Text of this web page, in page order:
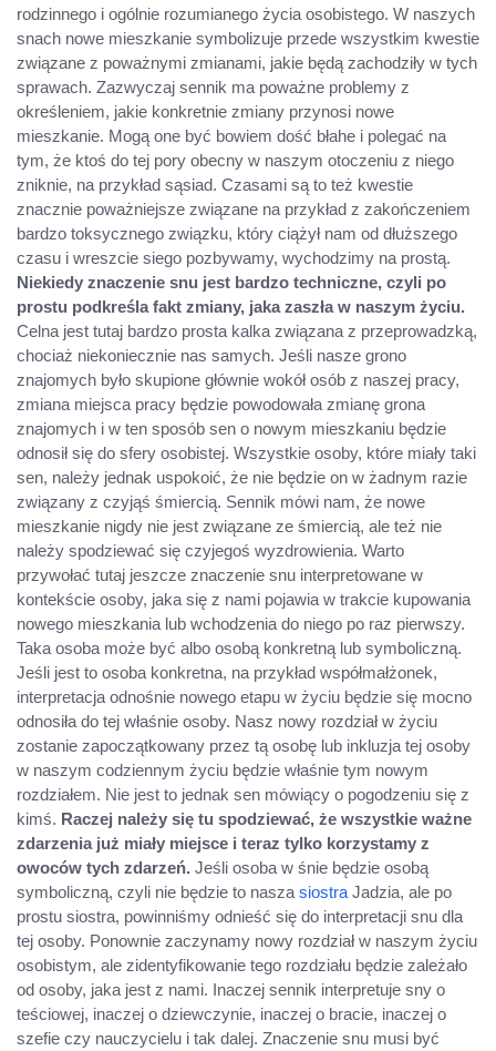
rodzinnego i ogólnie rozumianego życia osobistego. W naszych
snach nowe mieszkanie symbolizuje przede wszystkim kwestie
związane z poważnymi zmianami, jakie będą zachodziły w tych
sprawach. Zazwyczaj sennik ma poważne problemy z
określeniem, jakie konkretnie zmiany przynosi nowe
mieszkanie. Mogą one być bowiem dość błahe i polegać na
tym, że ktoś do tej pory obecny w naszym otoczeniu z niego
zniknie, na przykład sąsiad. Czasami są to też kwestie
znacznie poważniejsze związane na przykład z zakończeniem
bardzo toksycznego związku, który ciążył nam od dłuższego
czasu i wreszcie siego pozbywamy, wychodzimy na prostą.
Niekiedy znaczenie snu jest bardzo techniczne, czyli po
prostu podkreśla fakt zmiany, jaka zaszła w naszym życiu.
Celna jest tutaj bardzo prosta kalka związana z przeprowadzką,
chociaż niekoniecznie nas samych. Jeśli nasze grono
znajomych było skupione głównie wokół osób z naszej pracy,
zmiana miejsca pracy będzie powodowała zmianę grona
znajomych i w ten sposób sen o nowym mieszkaniu będzie
odnosił się do sfery osobistej. Wszystkie osoby, które miały taki
sen, należy jednak uspokoić, że nie będzie on w żadnym razie
związany z czyjąś śmiercią. Sennik mówi nam, że nowe
mieszkanie nigdy nie jest związane ze śmiercią, ale też nie
należy spodziewać się czyjegoś wyzdrowienia. Warto
przywołać tutaj jeszcze znaczenie snu interpretowane w
kontekście osoby, jaka się z nami pojawia w trakcie kupowania
nowego mieszkania lub wchodzenia do niego po raz pierwszy.
Taka osoba może być albo osobą konkretną lub symboliczną.
Jeśli jest to osoba konkretna, na przykład współmałżonek,
interpretacja odnośnie nowego etapu w życiu będzie się mocno
odnosiła do tej właśnie osoby. Nasz nowy rozdział w życiu
zostanie zapoczątkowany przez tą osobę lub inkluzja tej osoby
w naszym codziennym życiu będzie właśnie tym nowym
rozdziałem. Nie jest to jednak sen mówiący o pogodzeniu się z
kimś. Raczej należy się tu spodziewać, że wszystkie ważne
zdarzenia już miały miejsce i teraz tylko korzystamy z
owoców tych zdarzeń. Jeśli osoba w śnie będzie osobą
symboliczną, czyli nie będzie to nasza siostra Jadzia, ale po
prostu siostra, powinniśmy odnieść się do interpretacji snu dla
tej osoby. Ponownie zaczynamy nowy rozdział w naszym życiu
osobistym, ale zidentyfikowanie tego rozdziału będzie zależało
od osoby, jaka jest z nami. Inaczej sennik interpretuje sny o
teściowej, inaczej o dziewczynie, inaczej o bracie, inaczej o
szefie czy nauczycielu i tak dalej. Znaczenie snu musi być